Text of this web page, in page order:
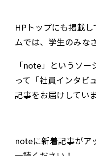
HPトップにも掲載
ムでは、学生のみな
「note」というソ
って「社員インタビ
記事をお届けしていま
noteに新着記事がア